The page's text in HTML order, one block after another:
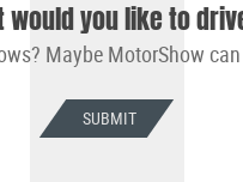
would you like to
Maybe MotorShow
SUBMIT